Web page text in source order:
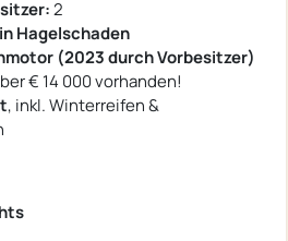
2
Hagelschaden
(2023 durch Vorbesitzer)
€ 14 000 vorhanden!
, inkl. Winterreifen &